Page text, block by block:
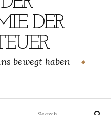
DER
bewegt haben